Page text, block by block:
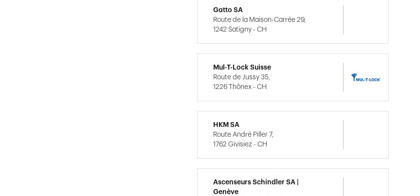
Gatto SA
Route de la Maison-Carrée 29,
1242 Satigny - CH
Mul-T-Lock Suisse
Route de Jussy 35,
1226 Thônex - CH
HKM SA
Route André Piller 7,
1762 Givisiez - CH
Ascenseurs Schindler SA |
Genève